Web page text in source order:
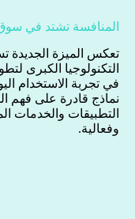
المنافسة تشتد في
تعكس الميزة الجديدة
التكنولوجيا الكبرى
في تجربة الاستخدام
نماذج قادرة على فهم
التطبيقات والخدمات
وفعالية.